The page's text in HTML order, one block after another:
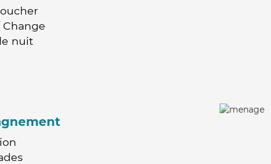
nuit